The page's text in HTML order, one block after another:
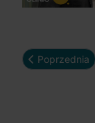
Poprzednia
Poprzednia